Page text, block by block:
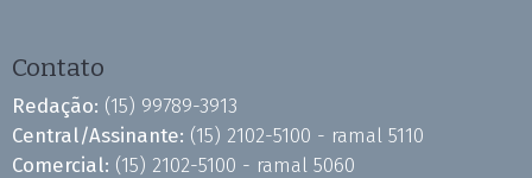
Contato
Redação: (15) 99789-3913
Central/Assinante: (15) 2102-5100 - ramal 5110
Comercial: (15) 2102-5100 - ramal 5060